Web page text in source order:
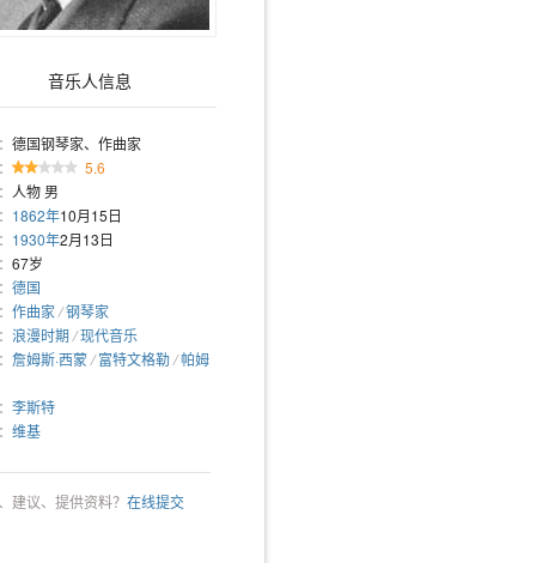
音乐人信息
德国钢琴家、作曲家
5.6
人物 男
1862年10月15日
1930年2月13日
67岁
德国
作曲家 /钢琴家
浪漫时期 /现代音乐
詹姆斯·西蒙/富特文格勒/帕姆
李斯特
维基
建议、提供资料？ 在线提交